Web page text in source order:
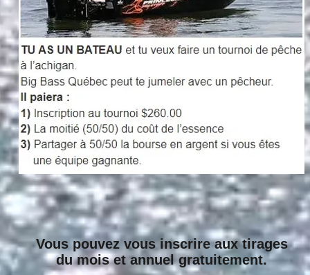
Vous pouvez vous inscrire aux tirages
du mois et annuel gratuitement.